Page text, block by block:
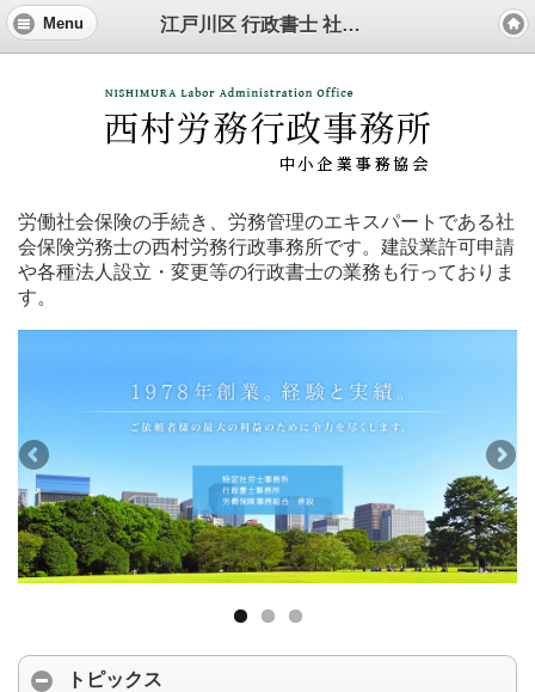
Menu 江戸川区 行政書士 社会保険労務士 西村労務行政事務所
労働社会保険の手続き、労務管理のエキスパートである社
会保険労務士の西村労務行政事務所です。建設業許可申請
や各種法人設立・変更等の行政書士の業務も行っておりま
す。
トピックス